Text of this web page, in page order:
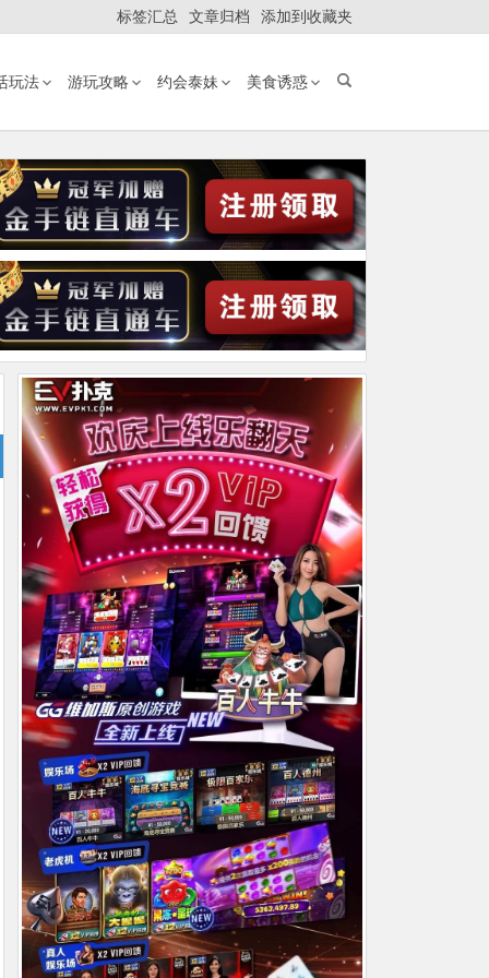
标签汇总 文章归档 添加到收藏夹
玩法 游玩攻略 约会泰妹 美食诱惑